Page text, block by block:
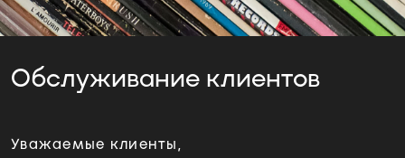
Обслуживание клиентов
Уважаемые клиенты,